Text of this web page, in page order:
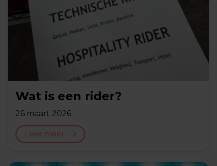
Wat is een rider?
26 maart 2026
Lees meer